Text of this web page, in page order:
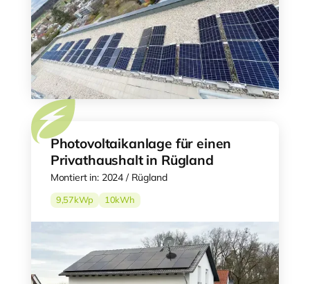
Photovoltaikanlage für einen
Privathaushalt in Rügland
Montiert in: 2024 / Rügland
9,57kWp 10kWh